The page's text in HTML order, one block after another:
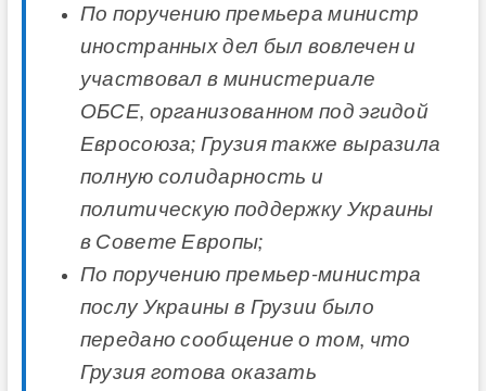
По поручению премьера министр
иностранных дел был вовлечен и
участвовал в министериале
ОБСЕ, организованном под эгидой
Евросоюза; Грузия также выразила
полную солидарность и
политическую поддержку Украины
в Совете Европы;
По поручению премьер-министра
послу Украины в Грузии было
передано сообщение о том, что
Грузия готова оказать